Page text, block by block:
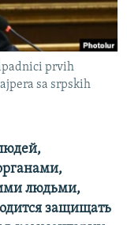
prvih
sa srpskih
людьми,
защищать